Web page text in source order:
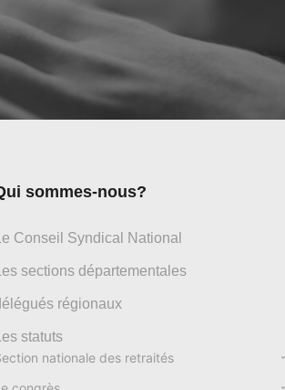
sommes-nous?
Le Conseil Syndical National
Les sections départementales
régionaux
Les statuts
nationale des retraités